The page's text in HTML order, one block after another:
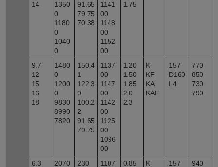
14
1350
0
1180
0
1040
0
91.65
79.75
70.38
1141
00
1148
00
1152
00
1.75
9.7
12
15
16
18
1480
0
1200
0
9830
8990
7820
150.4
1
122.3
9
100.2
2
91.65
79.75
1137
00
1147
00
1142
00
1125
00
1096
00
1.20
1.50
1.85
2.0
2.3
K
KF
KA
KAF
157
D160
L4
770
850
730
790
6.3
2070
230
1107
0.85
K
157
940